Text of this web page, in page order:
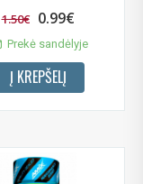
1.50€ 0.99€
Prekė sandėlyje
Į KREPŠELĮ